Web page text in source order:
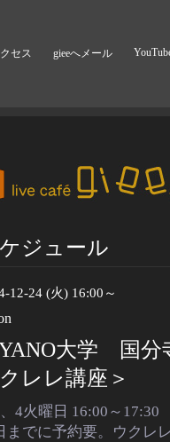
セス gieeへメール
ジュール
12-24 (火) 16:00～
YANO大学 国
レレ講座＞
4火曜日 16:00～17:30
までに予約要。ウクレ